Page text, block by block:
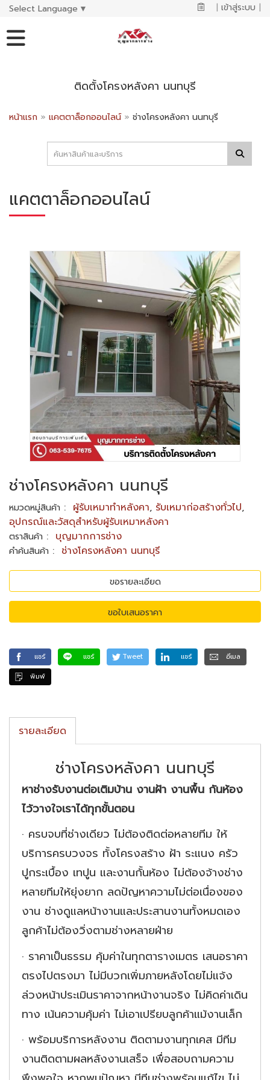
Select Language ▼ | เข้าสู่ระบบ |
ติดตั้งโครงหลังคา นนทบุรี
หน้าแรก » แคตตาล็อกออนไลน์ » ช่างโครงหลังคา นนทบุรี
แคตตาล็อกออนไลน์
ช่างโครงหลังคา นนทบุรี
หมวดหมู่สินค้า : ผู้รับเหมาทำหลังคา, รับเหมาก่อสร้างทั่วไป,
อุปกรณ์และวัสดุสำหรับผู้รับเหมาหลังคา
ตราสินค้า : บุญมากการช่าง
คำค้นสินค้า : ช่างโครงหลังคา นนทบุรี
ขอรายละเอียด
ขอใบเสนอราคา
แชร์ แชร์ Tweet แชร์
อีเมล
พิมพ์
รายละเอียด
ช่างโครงหลังคา นนทบุรี
หาช่างรับงานต่อเติมบ้าน งานฝ้า งานพื้น กันห้อง
ไว้วางใจเราได้ทุกขั้นตอน
· ครบจบที่ช่างเดียว ไม่ต้องติดต่อหลายทีม ให้
บริการครบวงจร ทั้งโครงสร้าง ฝ้า ระแนง ครัว
ปูกระเบื้อง เทปูน และงานกั้นห้อง ไม่ต้องจ้างช่าง
หลายทีมให้ยุ่งยาก ลดปัญหาความไม่ต่อเนื่องของ
งาน ช่างดูแลหน้างานและประสานงานทั้งหมดเอง
ลูกค้าไม่ต้องวิ่งตามช่างหลายฝ่าย
· ราคาเป็นธรรม คุ้มค่าในทุกตารางเมตร เสนอราคา
ตรงไปตรงมา ไม่มีบวกเพิ่มภายหลังโดยไม่แจ้ง
ล่วงหน้าประเมินราคาจากหน้างานจริง ไม่คิดค่าเดิน
ทาง เน้นความคุ้มค่า ไม่เอาเปรียบลูกค้าแม้งานเล็ก
· พร้อมบริการหลังงาน ติดตามงานทุกเคส มีทีม
งานติดตามผลหลังงานเสร็จ เพื่อสอบถามความ